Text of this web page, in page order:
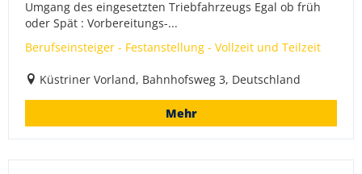
Umgang des eingesetzten Triebfahrzeugs Egal ob früh
oder Spät : Vorbereitungs-...
Berufseinsteiger - Festanstellung - Vollzeit und Teilzeit
Küstriner Vorland, Bahnhofsweg 3, Deutschland
Mehr